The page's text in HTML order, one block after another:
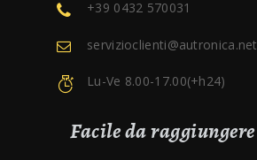
+39 0432 570031
servizioclienti@autronica.net
Lu-Ve 8.00-17.00(+h24)
Facile da raggiungere